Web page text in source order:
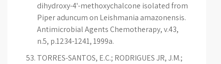
dihydroxy-4'-methoxychalcone isolated from
Piper aduncum on Leishmania amazonensis.
Antimicrobial Agents Chemotherapy, v.43,
n.5, p.1234-1241, 1999a.
TORRES-SANTOS, E.C.; RODRIGUES JR, J.M.;